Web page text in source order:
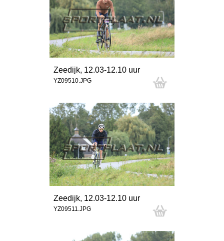
Zeedijk, 12.03-12.10 uur
YZ09510.JPG
Zeedijk, 12.03-12.10 uur
YZ09511.JPG